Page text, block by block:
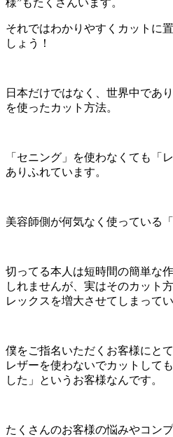
それではわかりやすくカットに
しょう！
日本だけではなく、世界中であ
を使ったカット方法。
「セニング」を使わなくても「
ありふれています。
美容師側が何気なく使っている
切ってる本人は短時間の簡単な
しれませんが、実はそのカット
レックスを増大させてしまって
僕をご指名いただくお客様にと
レザーを使わないでカットして
した」というお客様なんです。
たくさんのお客様の悩みやコン